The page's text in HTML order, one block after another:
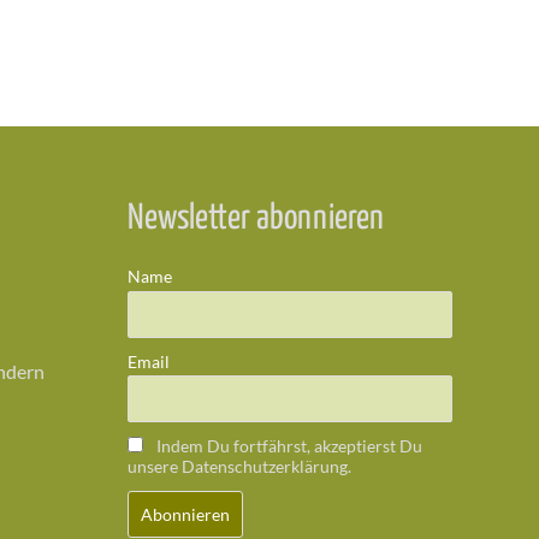
Newsletter abonnieren
Name
Email
Indem Du fortfährst, akzeptierst Du
unsere Datenschutzerklärung.